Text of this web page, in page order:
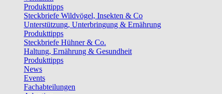
Produkttipps
Steckbriefe Wildvögel, Insekten & Co
Unterstützung, Unterbringung & Ernährung
Produkttipps
Steckbriefe Hühner & Co.
Haltung, Ernährung & Gesundheit
Produkttipps
News
Events
Fachabteilungen